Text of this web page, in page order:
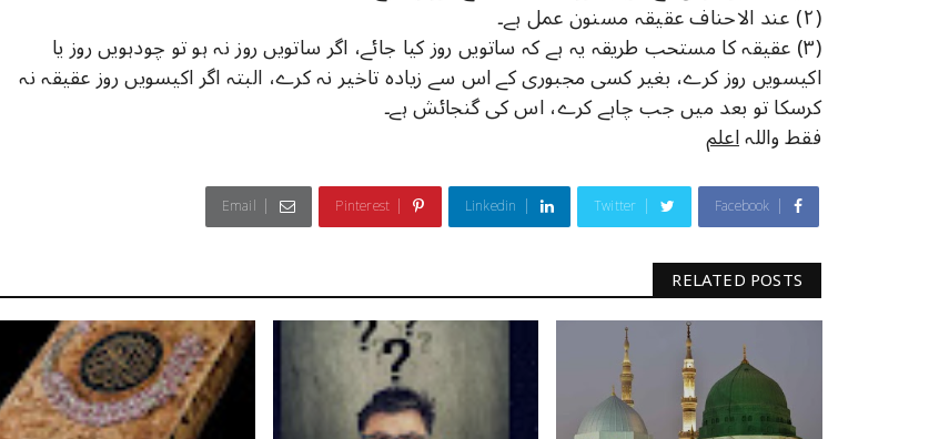
(۲) عند الاحناف عقیقہ مسنون عمل ہے۔
(۳) عقیقہ کا مستحب طریقہ یہ ہے کہ ساتویں روز کیا جائے، اگر ساتویں روز نہ ہو تو چودہویں روز یا
اکیسویں روز کرے، بغیر کسی مجبوری کے اس سے زیادہ تاخیر نہ کرے، البتہ اگر اکیسویں روز عقیقہ نہ
کرسکا تو بعد میں جب چاہے کرے، اس کی گنجائش ہے۔
فقط واللہاعلم
Facebook
Twitter
Linkedin
Pinterest
Email
RELATED POSTS